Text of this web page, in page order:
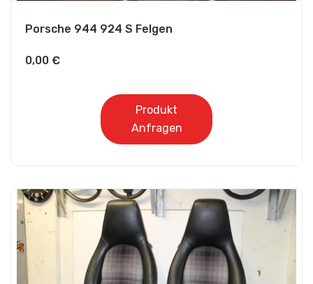
Porsche 944 924 S Felgen
0,00 €
Produkt
Anfragen